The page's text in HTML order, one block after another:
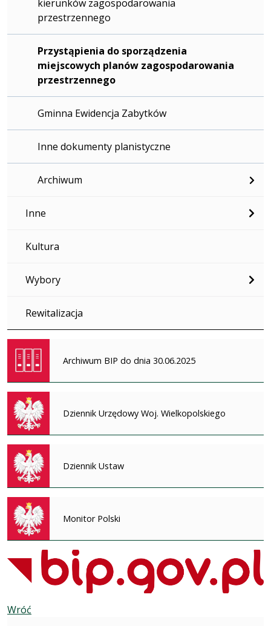
kierunków zagospodarowania
przestrzennego
Przystąpienia do sporządzenia
miejscowych planów zagospodarowania
przestrzennego
Gminna Ewidencja Zabytków
Inne dokumenty planistyczne
Archiwum
Inne
Kultura
Wybory
Rewitalizacja
Archiwum BIP do dnia 30.06.2025
Dziennik Urzędowy Woj. Wielkopolskiego
Dziennik Ustaw
Monitor Polski
Wróć